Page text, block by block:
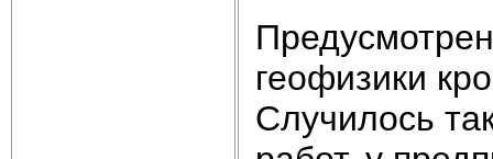
геофизики
Случилось